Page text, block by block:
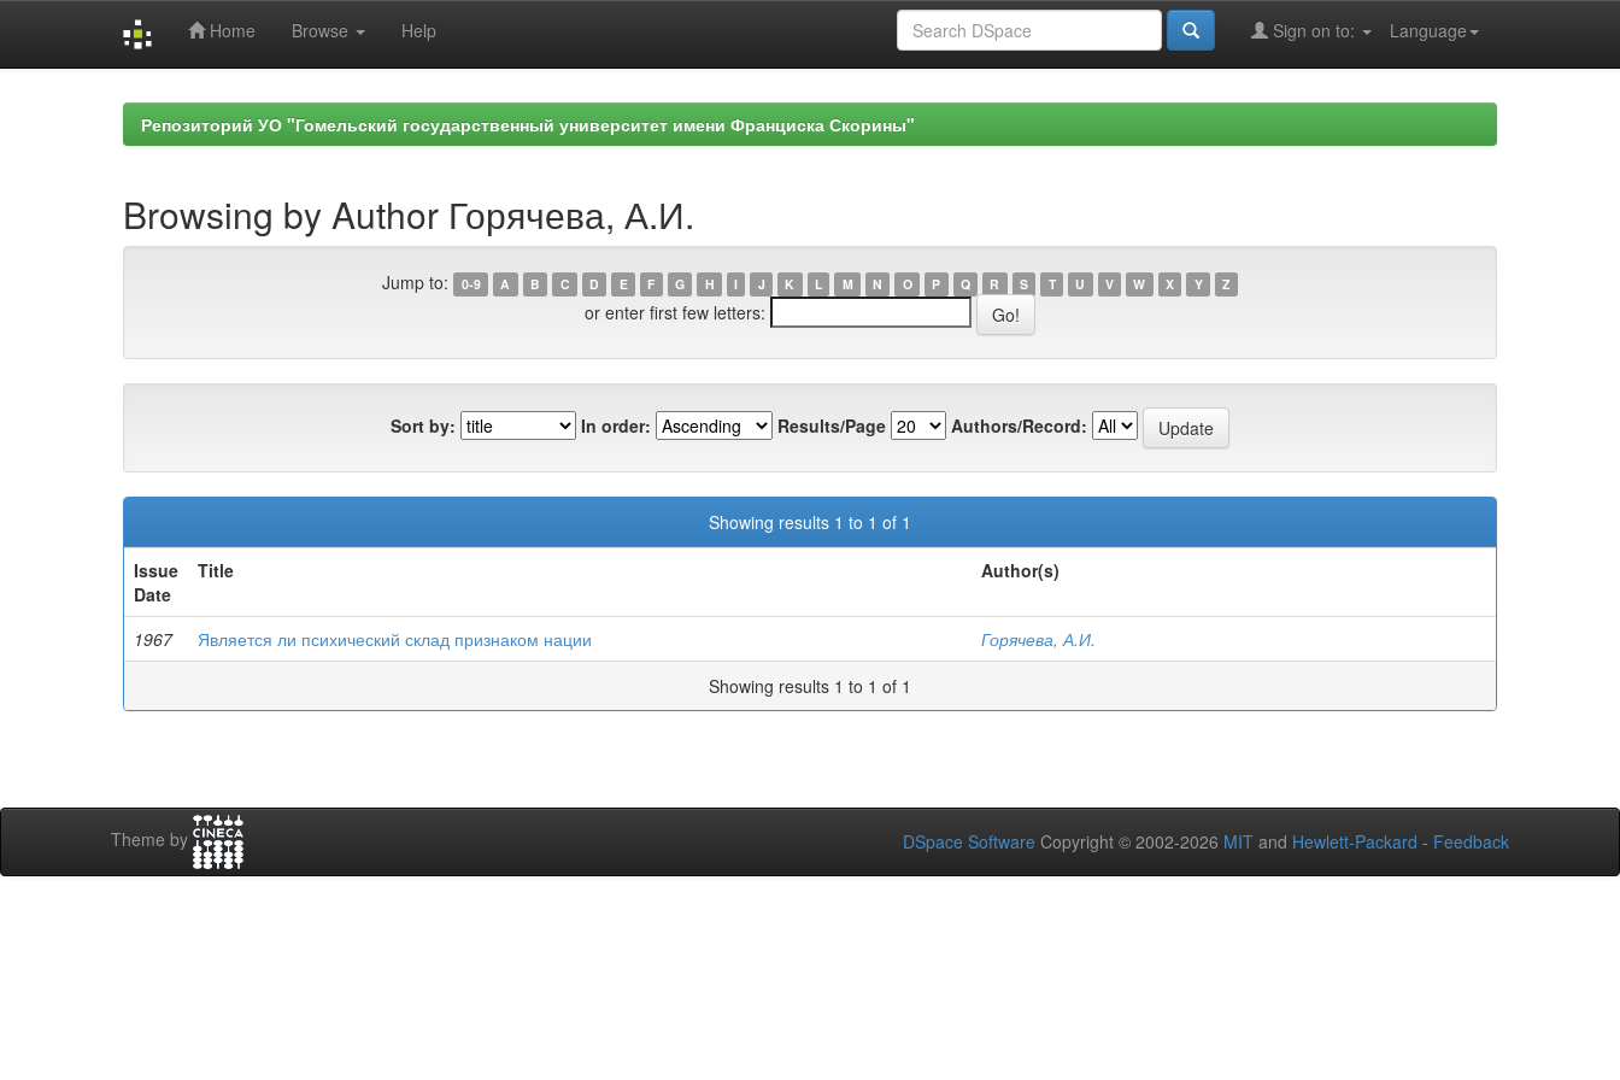
Home Browse Help Language
Sign on to:
Репозиторий УО "Гомельский государственный университет имени Франциска Скорины"
Browsing by Author Горячева, А.И.
Jump to: 0-9 A B C D E F G H I J K L M N O P Q R S T U V W X Y Z
or enter first few letters:
Sort by: In order: Results/Page Authors/Record:
Showing results 1 to 1 of 1
Issue
Date
Title Author(s)
1967 Является ли психический склад признаком нации
Горячева, А.И.
Showing results 1 to 1 of 1
Theme by DSpace Software Copyright © 2002-2026 MIT and Hewlett-Packard - Feedback